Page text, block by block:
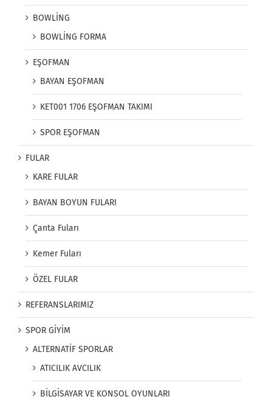
BOWLİNG
BOWLİNG FORMA
EŞOFMAN
BAYAN EŞOFMAN
KET001 1706 EŞOFMAN TAKIMI
SPOR EŞOFMAN
FULAR
KARE FULAR
BAYAN BOYUN FULARI
Çanta Fuları
Kemer Fuları
ÖZEL FULAR
REFERANSLARIMIZ
SPOR GİYİM
ALTERNATİF SPORLAR
ATICILIK AVCILIK
BİLGİSAYAR VE KONSOL OYUNLARI